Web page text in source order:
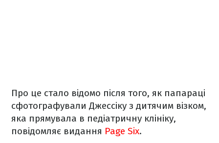
Про це стало відомо після того, як папараці
сфотографували Джессіку з дитячим візком,
яка прямувала в педіатричну клініку,
повідомляє видання Page Six.